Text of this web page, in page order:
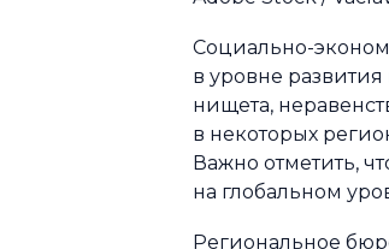
Социально-
в уровне
нищета,
в некоторых
Важно отметить,
на глобальном
Региональное